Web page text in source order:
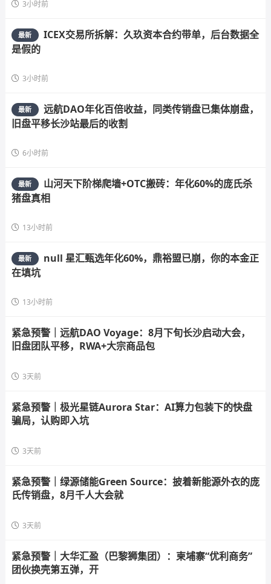
3小时前
最新
ICEX交易所拆解：久玖资本合约带单，后台数据全
是假的
3小时前
最新
远航DAO年化百倍收益，同类传销盘已集体崩盘，
旧盘平移长沙站最后的收割
6小时前
最新
山河天下阶梯爬墙+OTC搬砖：年化60%的庞氏杀
猪盘真相
13小时前
最新
null 星汇甄选年化60%，鼎裕盟已崩，你的本金正
在填坑
13小时前
紧急预警｜远航DAO Voyage：8月下旬长沙启动大会，
旧盘团队平移，RWA+大宗商品包
3天前
紧急预警｜极光星链Aurora Star：AI算力包装下的快盘
骗局，认购即入坑
3天前
紧急预警｜绿源储能Green Source：披着新能源外衣的庞
氏传销盘，8月千人大会就
3天前
紧急预警｜大华汇盈（巴黎狮集团）：柬埔寨“优利商务”
团伙换壳第五弹，开